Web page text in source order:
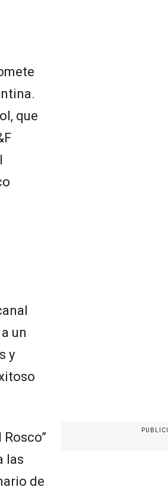
que
un
y
las
de